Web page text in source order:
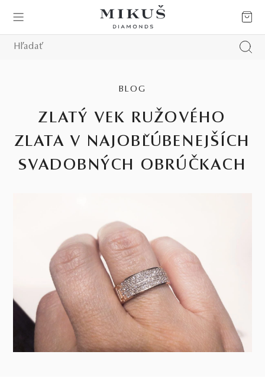
BLOG
ZLATÝ VEK RUŽOVÉHO
ZLATA V NAJOBĽÚBENEJŠÍCH
SVADOBNÝCH OBRÚČKACH